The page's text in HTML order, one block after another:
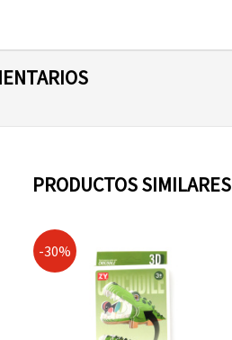
PRODUCTOS SIMILARES
-30%